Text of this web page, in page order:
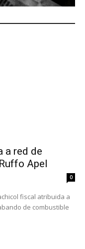
a red de
Apel
0
fiscal atribuida a
de combustible